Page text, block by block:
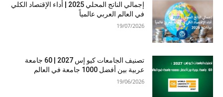
إجمالي الناتج المحلي 2025 | أداء الإقتصاد الكلي
في العالم العربي عالمياً
19/07/2026
تصنيف الجامعات كيو إس 2027 | 60 جامعة
عربية بين أفضل 1000 جامعة في العالم
19/06/2026